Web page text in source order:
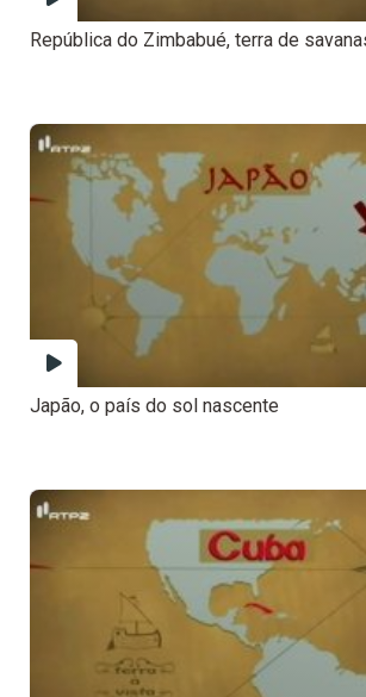
República do Zimbabué, terra de
Japão, o país do sol nascente